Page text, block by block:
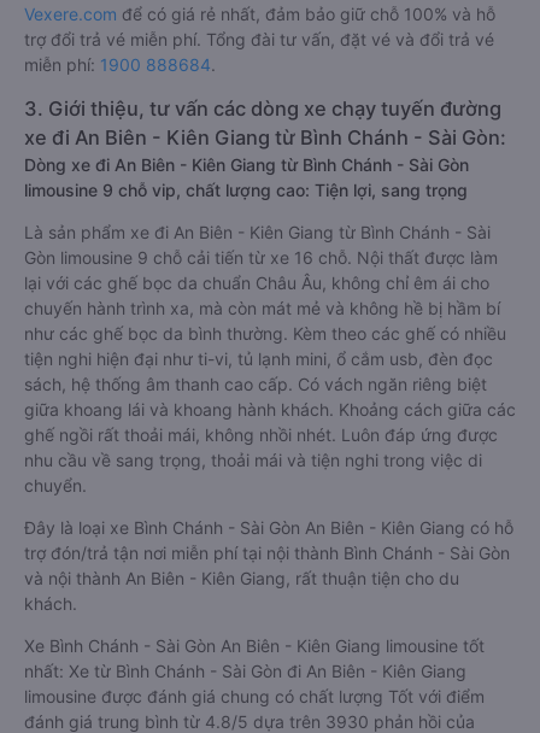
Vexere.com để có giá rẻ nhất, đảm bảo giữ chỗ 100% và hỗ
trợ đổi trả vé miễn phí. Tổng đài tư vấn, đặt vé và đổi trả vé
miễn phí: 1900 888684.
3. Giới thiệu, tư vấn các dòng xe chạy tuyến đường
xe đi An Biên - Kiên Giang từ Bình Chánh - Sài Gòn:
Dòng xe đi An Biên - Kiên Giang từ Bình Chánh - Sài Gòn
limousine 9 chỗ vip, chất lượng cao: Tiện lợi, sang trọng
Là sản phẩm xe đi An Biên - Kiên Giang từ Bình Chánh - Sài
Gòn limousine 9 chỗ cải tiến từ xe 16 chỗ. Nội thất được làm
lại với các ghế bọc da chuẩn Châu Âu, không chỉ êm ái cho
chuyến hành trình xa, mà còn mát mẻ và không hề bị hầm bí
như các ghế bọc da bình thường. Kèm theo các ghế có nhiều
tiện nghi hiện đại như ti-vi, tủ lạnh mini, ổ cắm usb, đèn đọc
sách, hệ thống âm thanh cao cấp. Có vách ngăn riêng biệt
giữa khoang lái và khoang hành khách. Khoảng cách giữa các
ghế ngồi rất thoải mái, không nhồi nhét. Luôn đáp ứng được
nhu cầu về sang trọng, thoải mái và tiện nghi trong việc di
chuyển.
Đây là loại xe Bình Chánh - Sài Gòn An Biên - Kiên Giang có hỗ
trợ đón/trả tận nơi miễn phí tại nội thành Bình Chánh - Sài Gòn
và nội thành An Biên - Kiên Giang, rất thuận tiện cho du
khách.
Xe Bình Chánh - Sài Gòn An Biên - Kiên Giang limousine tốt
nhất: Xe từ Bình Chánh - Sài Gòn đi An Biên - Kiên Giang
limousine được đánh giá chung có chất lượng Tốt với điểm
đánh giá trung bình từ 4.8/5 dựa trên 3930 phản hồi của